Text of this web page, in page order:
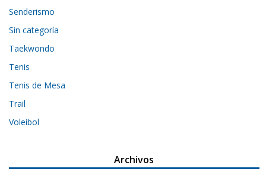
Senderismo
Sin categoría
Taekwondo
Tenis
Tenis de Mesa
Trail
Voleibol
Archivos